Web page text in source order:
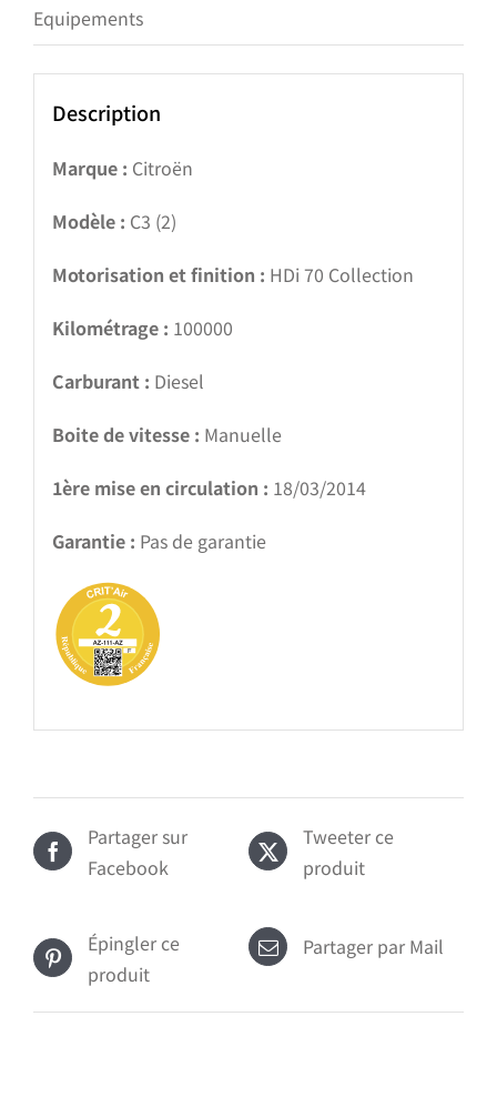
Equipements
Description
Marque : Citroën
Modèle : C3 (2)
Motorisation et finition : HDi 70 Collection
Kilométrage : 100000
Carburant : Diesel
Boite de vitesse : Manuelle
1ère mise en circulation : 18/03/2014
Garantie : Pas de garantie
Partager sur
Facebook
Tweeter ce
produit
Épingler ce
produit
Partager par Mail